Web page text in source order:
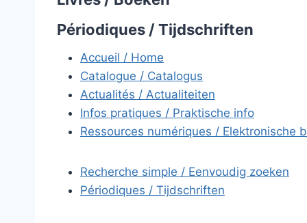
Périodiques / Tijdschriften
Accueil / Home
Catalogue / Catalogus
Actualités / Actualiteiten
Infos pratiques / Praktische info
Ressources numériques / Elektronische
Recherche simple / Eenvoudig zoeken
Périodiques / Tijdschriften